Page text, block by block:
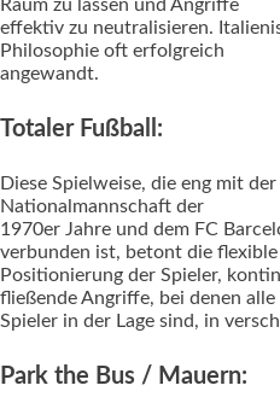
Raum zu lassen und Angriffe
effektiv zu neutralisieren.
Philosophie oft erfolgreich
angewandt.
Totaler Fußball:
Diese Spielweise, die eng mit
Nationalmannschaft der
1970er Jahre und dem FC
verbunden ist, betont die flexible
Positionierung der Spieler,
fließende Angriffe, bei denen alle
Spieler in der Lage sind, in
Park the Bus / Mauern: